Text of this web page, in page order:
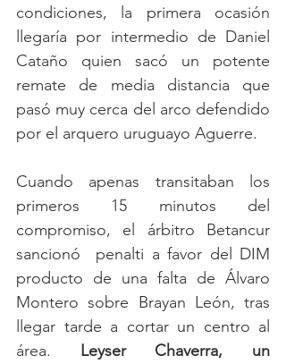
condiciones, la primera ocasión
llegaría por intermedio de Daniel
Cataño quien sacó un potente
remate de media distancia que
pasó muy cerca del arco defendido
por el arquero uruguayo Aguerre.
Cuando apenas transitaban los
primeros 15 minutos del
compromiso, el árbitro Betancur
sancionó  penalti a favor del DIM
producto de una falta de Álvaro
Montero sobre Brayan León, tras
llegar tarde a cortar un centro al
área.
Leyser Chaverra, un